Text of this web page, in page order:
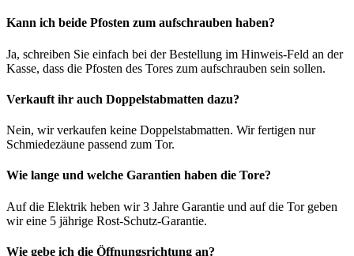
Kann ich beide Pfosten zum aufschrauben haben?
Ja, schreiben Sie einfach bei der Bestellung im Hinweis-Feld an der
Kasse, dass die Pfosten des Tores zum aufschrauben sein sollen.
Verkauft ihr auch Doppelstabmatten dazu?
Nein, wir verkaufen keine Doppelstabmatten. Wir fertigen nur
Schmiedezäune passend zum Tor.
Wie lange und welche Garantien haben die Tore?
Auf die Elektrik heben wir 3 Jahre Garantie und auf die Tor geben
wir eine 5 jährige Rost-Schutz-Garantie.
Wie gebe ich die Öffnungsrichtung an?